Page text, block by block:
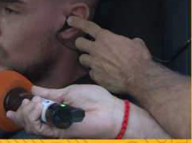
exclusiva con Mari
guerra familiar la
de semana llorando por
y que Jaime Ostos y